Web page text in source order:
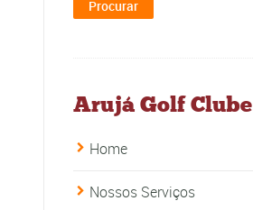
Arujá Golf Clube
Home
Nossos Serviços